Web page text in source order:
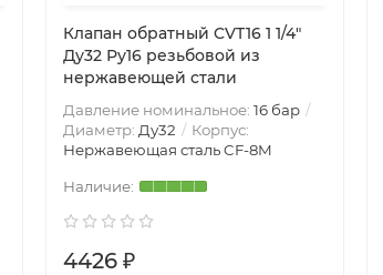
Клапан обратный CVT16 1 1/4″
Ду32 Ру16 резьбовой из
нержавеющей стали
Давление номинальное: 16 бар
Диаметр: Ду32
Корпус:
Нержавеющая сталь CF-8M
4426 ₽